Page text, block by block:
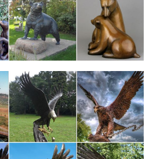
"Франзский бульдог", декоративная
бульдога, оловянный сплав, литье,
статуэтки собаки: серебро, цвет
— купить в интернет магазине с
— купить или заказать с доставкой в
на Ярмарке Мастеров.Статуэтка"
сидящий".Подушка Французский бульдог
символом года.
Бульдог
Бульдог» за 2 900 р. в интернет-магазине
света и предметов декора DG Home с